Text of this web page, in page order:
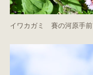
イワカガミ 賽の河原手前